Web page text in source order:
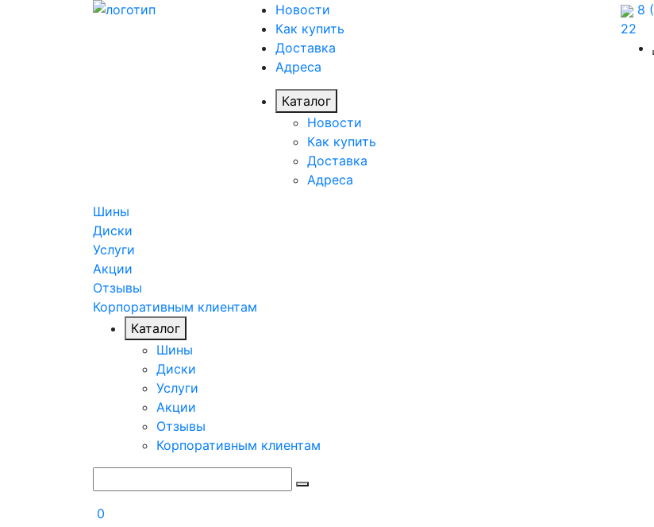
Новости
Как купить
Доставка
Адреса
Каталог
Новости
Как купить
Доставка
Адреса
8
22
Шины
Диски
Услуги
Акции
Отзывы
Корпоративным клиентам
Каталог
Шины
Диски
Услуги
Акции
Отзывы
Корпоративным клиентам
0